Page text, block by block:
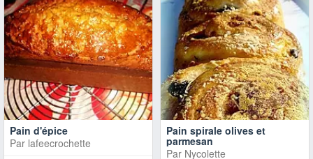
Pain d'épice
Par lafeecrochette
Pain spirale olives et
parmesan
Par Nycolette